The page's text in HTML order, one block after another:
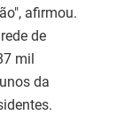
afirmou.
de
mil
da